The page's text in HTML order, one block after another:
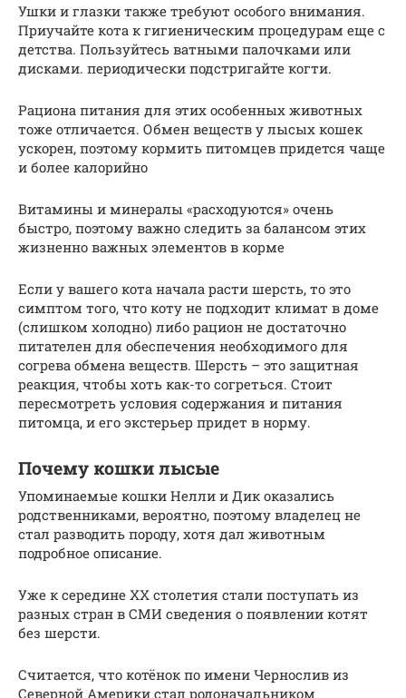
Ушки и глазки также требуют особого внимания.
Приучайте кота к гигиеническим процедурам еще с
детства. Пользуйтесь ватными палочками или
дисками. периодически подстригайте когти.
Рациона питания для этих особенных животных
тоже отличается. Обмен веществ у лысых кошек
ускорен, поэтому кормить питомцев придется чаще
и более калорийно
Витамины и минералы «расходуются» очень
быстро, поэтому важно следить за балансом этих
жизненно важных элементов в корме
Если у вашего кота начала расти шерсть, то это
симптом того, что коту не подходит климат в доме
(слишком холодно) либо рацион не достаточно
питателен для обеспечения необходимого для
согрева обмена веществ. Шерсть – это защитная
реакция, чтобы хоть как-то согреться. Стоит
пересмотреть условия содержания и питания
питомца, и его экстерьер придет в норму.
Почему кошки лысые
Упоминаемые кошки Нелли и Дик оказались
родственниками, вероятно, поэтому владелец не
стал разводить породу, хотя дал животным
подробное описание.
Уже к середине XX столетия стали поступать из
разных стран в СМИ сведения о появлении котят
без шерсти.
Считается, что котёнок по имени Чернослив из
Северной Америки стал родоначальником